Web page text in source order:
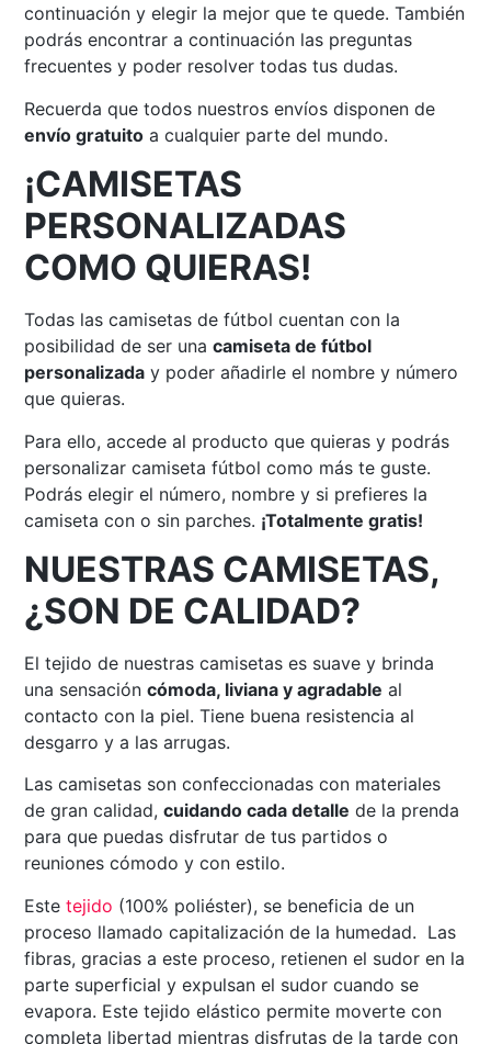
continuación y elegir la mejor que te quede. También
podrás encontrar a continuación las preguntas
frecuentes y poder resolver todas tus dudas.
Recuerda que todos nuestros envíos disponen de
envío gratuito a cualquier parte del mundo.
¡CAMISETAS
PERSONALIZADAS
COMO QUIERAS!
Todas las camisetas de fútbol cuentan con la
posibilidad de ser unacamiseta de fútbol
personalizada y poder añadirle el nombre y número
que quieras.
Para ello, accede al producto que quieras y podrás
personalizar camiseta fútbol como más te guste.
Podrás elegir el número, nombre y si prefieres la
camiseta con o sin parches. ¡Totalmente gratis!
NUESTRAS CAMISETAS,
¿SON DE CALIDAD?
El tejido de nuestras camisetas es suave y brinda
una sensacióncómoda, liviana y agradable al
contacto con la piel. Tiene buena resistencia al
desgarro y a las arrugas.
Las camisetas son confeccionadas con materiales
de gran calidad,cuidando cada detalle de la prenda
para que puedas disfrutar de tus partidos o
reuniones cómodo y con estilo.
Estetejido (100% poliéster), se beneficia de un
proceso llamado capitalización de la humedad. Las
fibras, gracias a este proceso, retienen el sudor en la
parte superficial y expulsan el sudor cuando se
evapora. Este tejido elástico permite moverte con
completa libertad mientras disfrutas de la tarde con